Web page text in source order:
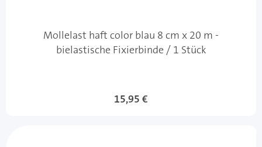
Mollelast haft color blau 8 cm x 20 m -
bielastische Fixierbinde / 1 Stück
15,95 €